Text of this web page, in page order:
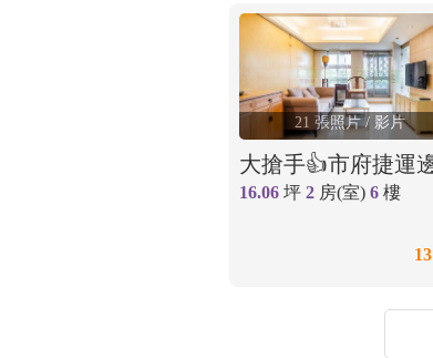
21 張照片 / 影片
16.06 坪 2 房(室) 6 樓
13